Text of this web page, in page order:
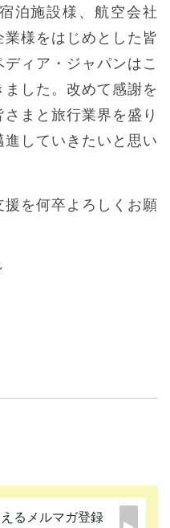
泊施設様、航空会社
様をはじめとした皆
ィア・ジャパンはこ
した。改めて感謝を
まと旅行業界を盛り
していきたいと思い
を何卒よろしくお願
るメルマガ登録